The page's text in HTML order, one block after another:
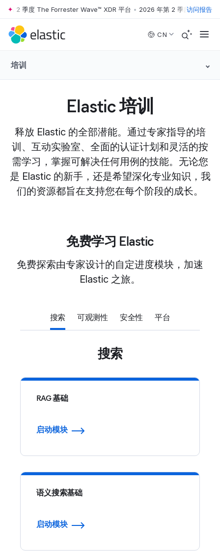
Skip to main content
2 季度 The Forrester Wave™ XDR 平台 • 2026 年第 2 季度 The访问报告
CN
培训
Elastic 培训
释放 Elastic 的全部潜能。通过专家指导的培
训、互动实验室、全面的认证计划和灵活的按
需学习，掌握可解决任何用例的技能。无论您
是 Elastic 的新手，还是希望深化专业知识，我
们的资源都旨在支持您在每个阶段的成长。
免费学习 Elastic
免费探索由专家设计的自定进度模块，加速
Elastic 之旅。
搜索 可观测性 安全性 平台
搜索
RAG 基础
启动模块
语义搜索基础
启动模块